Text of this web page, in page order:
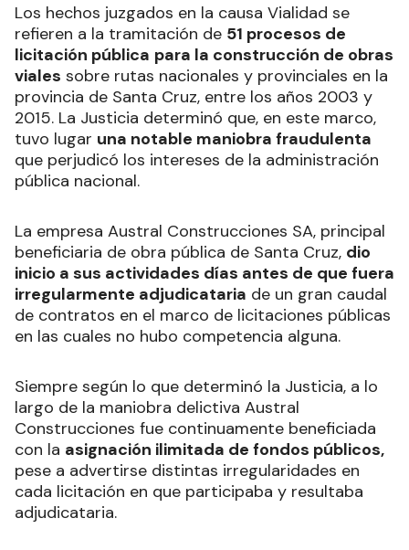
Los hechos juzgados en la causa Vialidad se
refieren a la tramitación de 51 procesos de
licitación pública para la construcción de obras
viales sobre rutas nacionales y provinciales en la
provincia de Santa Cruz, entre los años 2003 y
2015. La Justicia determinó que, en este marco,
tuvo lugar una notable maniobra fraudulenta
que perjudicó los intereses de la administración
pública nacional.
La empresa Austral Construcciones SA, principal
beneficiaria de obra pública de Santa Cruz, dio
inicio a sus actividades días antes de que fuera
irregularmente adjudicataria de un gran caudal
de contratos en el marco de licitaciones públicas
en las cuales no hubo competencia alguna.
Siempre según lo que determinó la Justicia, a lo
largo de la maniobra delictiva Austral
Construcciones fue continuamente beneficiada
con la asignación ilimitada de fondos públicos,
pese a advertirse distintas irregularidades en
cada licitación en que participaba y resultaba
adjudicataria.